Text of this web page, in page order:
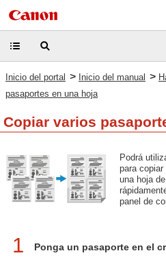
Inicio del portal > Inicio del manual >
pasaportes en una hoja
Copiar varios
Podrá
para
una hoja
panel de
1 Ponga un pasaporte en el